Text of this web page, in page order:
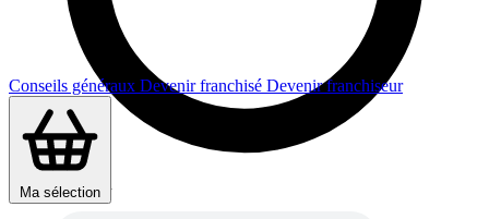
Conseils généraux Devenir franchisé Devenir franchiseur
Ma sélection
Durée : 10 min